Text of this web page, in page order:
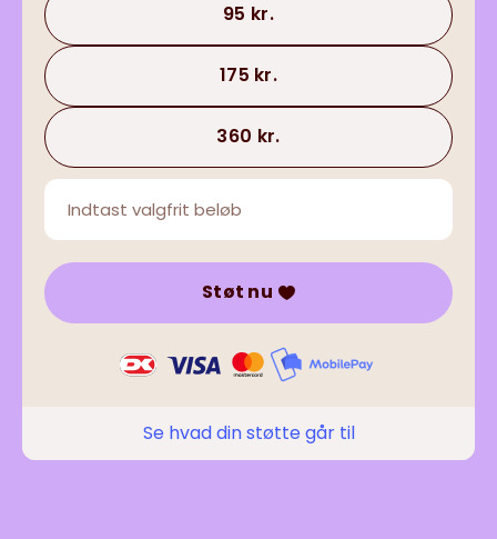
95 kr.
175 kr.
360 kr.
Støt nu
Se hvad din støtte går til